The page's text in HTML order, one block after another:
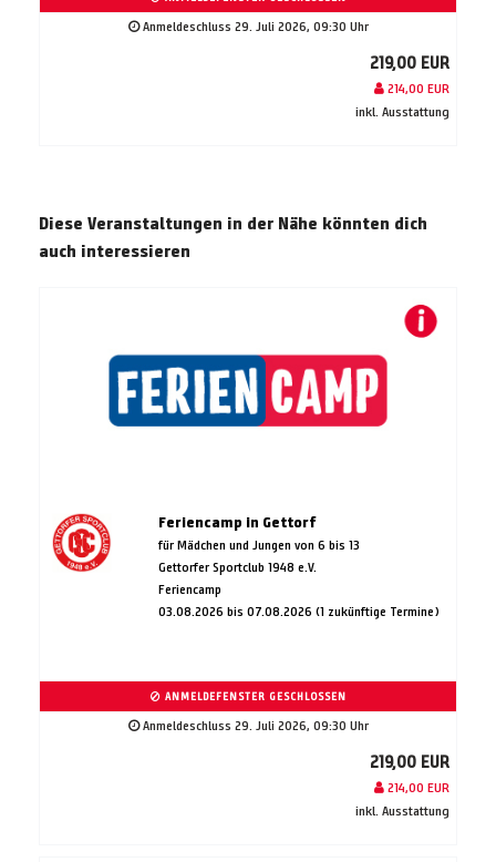
Anmeldeschluss 29. Juli 2026, 09:30 Uhr
219,00 EUR
214,00 EUR
inkl. Ausstattung
Diese Veranstaltungen in der Nähe könnten dich
auch interessieren
Feriencamp in Gettorf
für Mädchen und Jungen von 6 bis 13
Gettorfer Sportclub 1948 e.V.
Feriencamp
03.08.2026 bis 07.08.2026 (1 zukünftige Termine)
ANMELDEFENSTER GESCHLOSSEN
Anmeldeschluss 29. Juli 2026, 09:30 Uhr
219,00 EUR
214,00 EUR
inkl. Ausstattung